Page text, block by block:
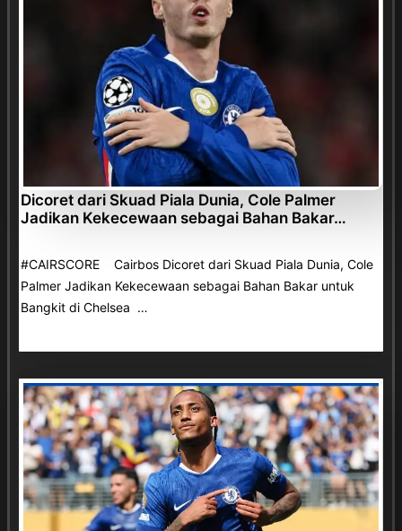
Dicoret dari Skuad Piala Dunia, Cole Palmer
Jadikan Kekecewaan sebagai Bahan Bakar…
#CAIRSCORE Cairbos Dicoret dari Skuad Piala Dunia, Cole
Palmer Jadikan Kekecewaan sebagai Bahan Bakar untuk
Bangkit di Chelsea …